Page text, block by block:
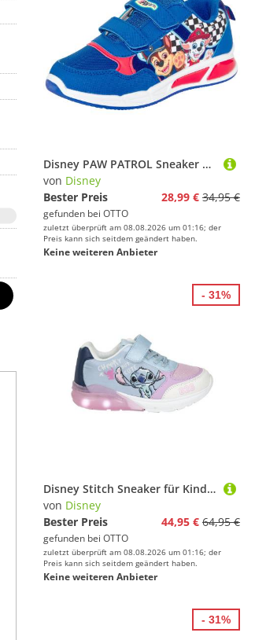
Disney PAW PATROL Sneaker mit cooler Blinkfunktion
von Disney
Bester Preis
28,99 € 34,95 €
gefunden bei OTTO
zuletzt überprüft am 08.08.2026 um 01:16; der
Preis kann sich seitdem geändert haben.
Keine weiteren Anbieter
Disney Stitch Sneaker für Kinder mit robuster TPR Außensohle und Lichteffekt Sneaker
von Disney
Bester Preis
44,95 € 64,95 €
gefunden bei OTTO
zuletzt überprüft am 08.08.2026 um 01:16; der
Preis kann sich seitdem geändert haben.
Keine weiteren Anbieter
- 31%
- 31%